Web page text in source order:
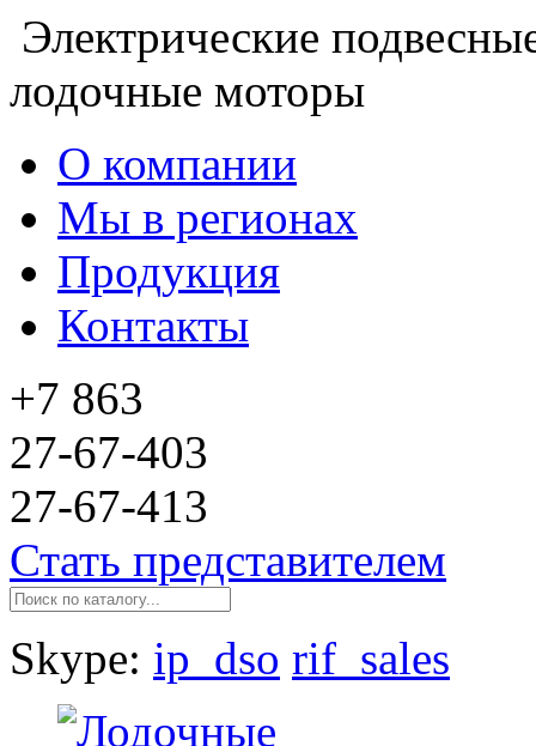
Электрические
лодочные моторы
О компании
Мы в регионах
Продукция
Контакты
+7 863
27-67-403
27-67-413
Стать представителем
Skype: ip_dso rif_sales